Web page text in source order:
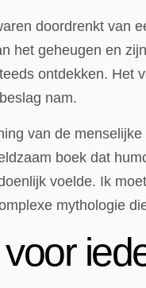
doordrenkt van
het geheugen en
ontdekken. Het
nam.
van de
boek dat
voelde. Ik
mythologie